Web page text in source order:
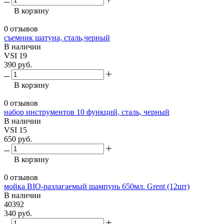
В корзину
0 отзывов
съемник шатуна, сталь,черный
В наличии
VSI 19
390 руб.
В корзину
0 отзывов
набор инструментов 10 функций, сталь, черный
В наличии
VSI 15
650 руб.
В корзину
0 отзывов
мойка BIO-разлагаемый шампунь 650мл. Grent (12шт)
В наличии
40392
340 руб.